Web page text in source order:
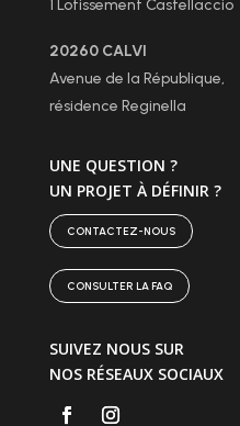
1 Lotissement Castellaccio
20260 CALVI
Avenue de la République,
résidence Reginella
UNE QUESTION ?
UN PROJET À DÉFINIR ?
CONTACTEZ-NOUS
CONSULTER LA FAQ
SUIVEZ NOUS SUR
NOS RÉSEAUX SOCIAUX